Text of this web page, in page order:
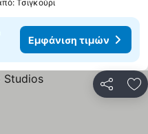
Τσιγκούρι
Εμφάνιση τιμών